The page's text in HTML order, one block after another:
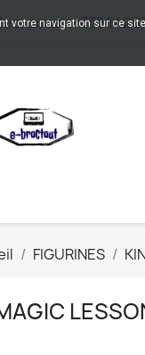
nous :
FIGURINES
votre navigation sur ce